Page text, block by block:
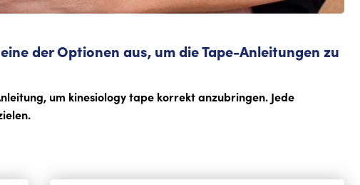
der Optionen aus, um die Tape-Anleitungen zu
um kinesiology tape korrekt anzubringen. Jede